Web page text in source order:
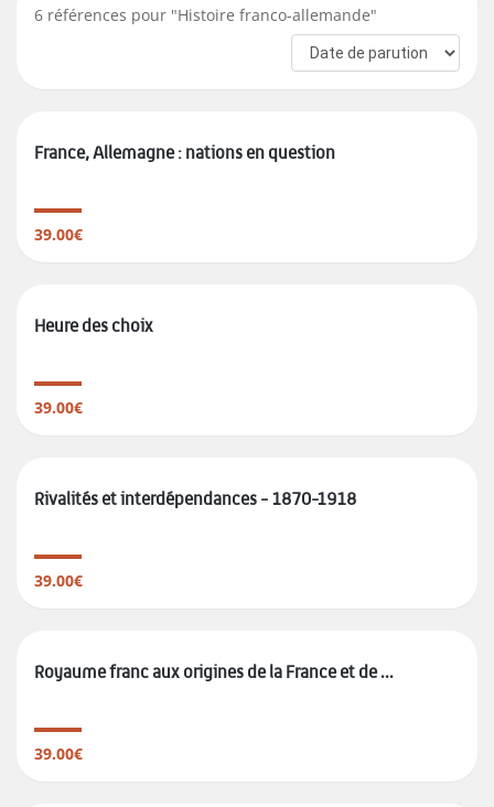
6 références pour "Histoire franco-allemande"
France, Allemagne : nations en question
39.00€
Heure des choix
39.00€
Rivalités et interdépendances - 1870-1918
39.00€
Royaume franc aux origines de la France et de ...
39.00€